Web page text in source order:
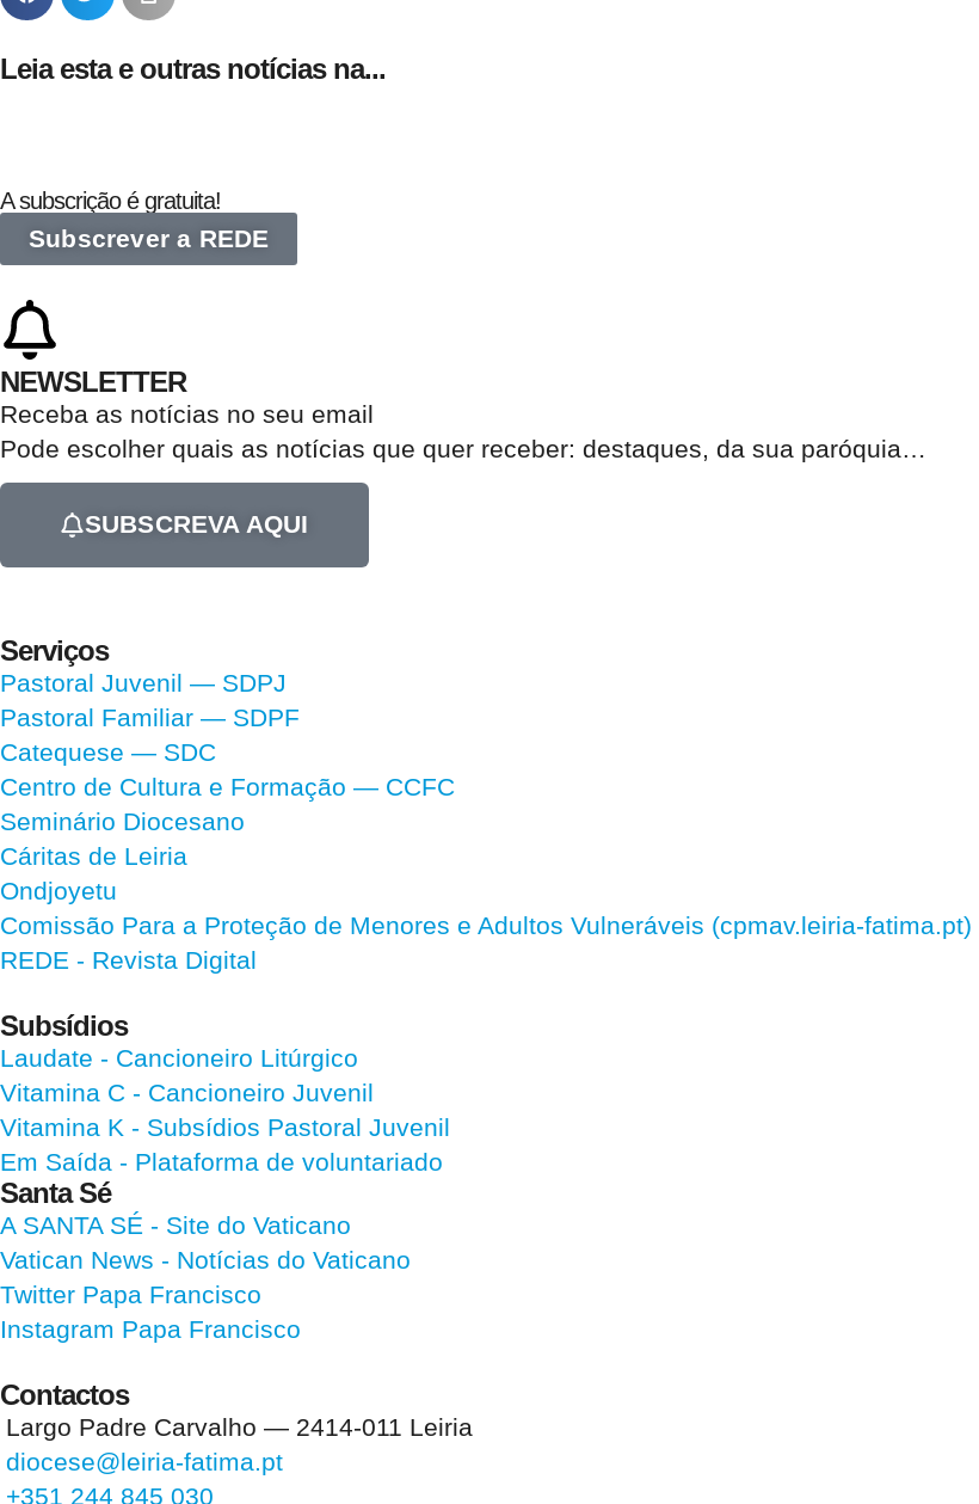
Leia esta e outras notícias na...
A subscrição é gratuita!
Subscrever a REDE
NEWSLETTER
Receba as notícias no seu email​
Pode escolher quais as notícias que quer receber: destaques, da sua paróquia
SUBSCREVA AQUI
Serviços
Pastoral Juvenil — SDPJ
Pastoral Familiar — SDPF
Catequese — SDC
Centro de Cultura e Formação — CCFC
Seminário Diocesano
Cáritas de Leiria
Ondjoyetu
Comissão Para a Proteção de Menores e Adultos Vulneráveis (cpmav.leiria-fatima.pt)
REDE - Revista Digital
Subsídios
Laudate - Cancioneiro Litúrgico
Vitamina C - Cancioneiro Juvenil
Vitamina K - Subsídios Pastoral Juvenil
Em Saída - Plataforma de voluntariado
Santa Sé
A SANTA SÉ - Site do Vaticano
Vatican News - Notícias do Vaticano
Twitter Papa Francisco
Instagram Papa Francisco
Contactos
Largo Padre Carvalho — 2414-011 Leiria
diocese@leiria-fatima.pt
+351 244 845 030